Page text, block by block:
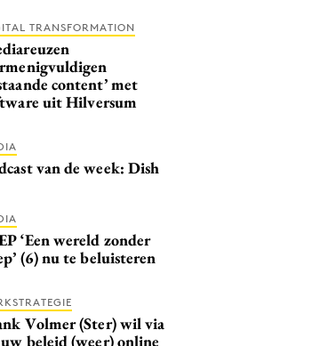
TRANSFORMATION
content’ met
uit Hilversum
van de week: Dish
‘Een wereld zonder
(6) nu te beluisteren
Volmer (Ster) wil via
beleid (weer) online